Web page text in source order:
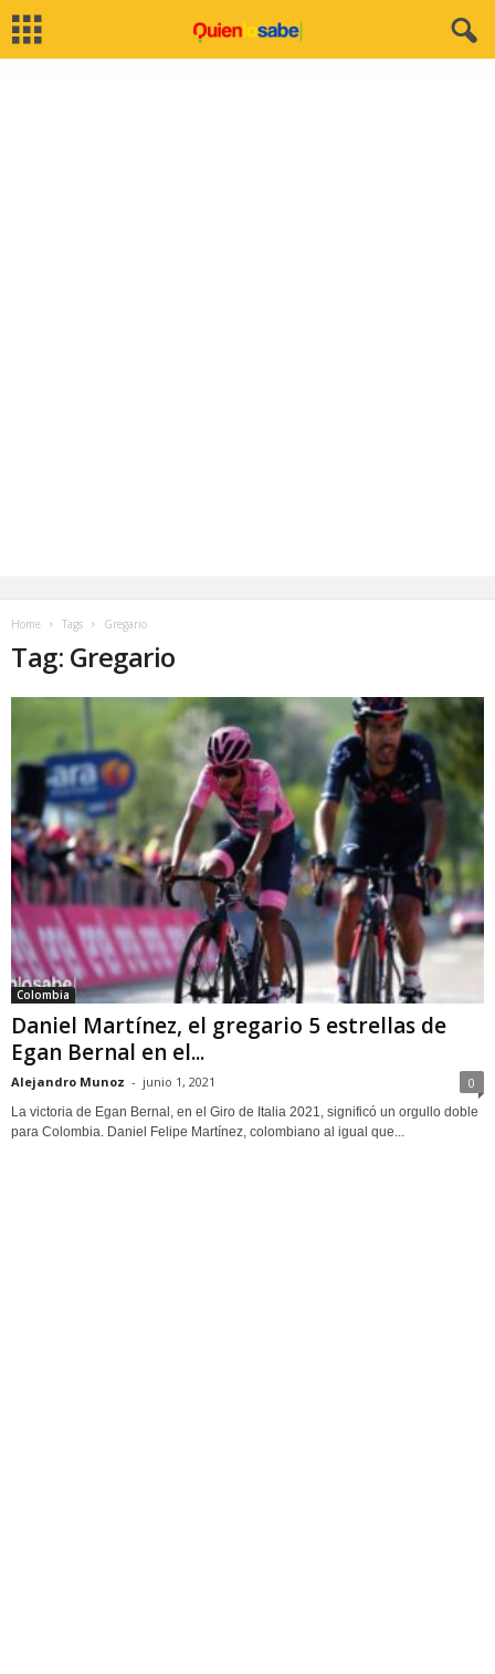
Home Tags Gregario
Tag: Gregario
Colombia
Daniel Martínez, el gregario 5 estrellas de
Egan Bernal en el...
Alejandro Munoz - junio 1, 2021 0
La victoria de Egan Bernal, en el Giro de Italia 2021, significó un orgullo doble
para Colombia. Daniel Felipe Martínez, colombiano al igual que...